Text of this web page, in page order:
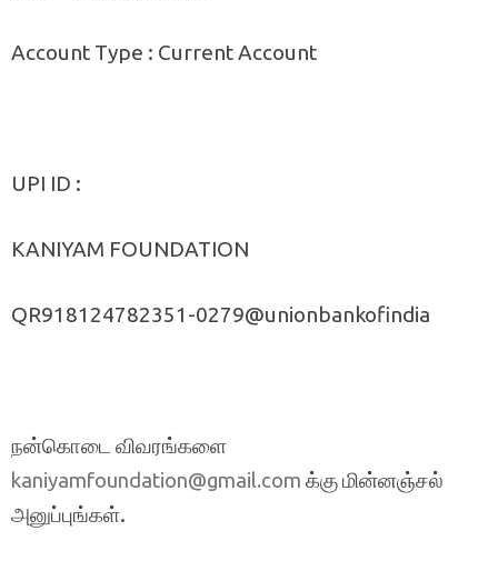
Account Type : Current Account
UPI ID :
KANIYAM FOUNDATION
QR918124782351-0279@unionbankofindia
நன்கொடை விவரங்களை
kaniyamfoundation@gmail.com க்கு மின்னஞ்சல்
அனுப்புங்கள்.